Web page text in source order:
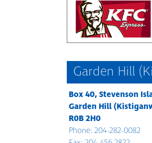
Garden Hill
Box 40, Stevenson
Garden Hill
R0B 2H0
Phone: 204-282-0082